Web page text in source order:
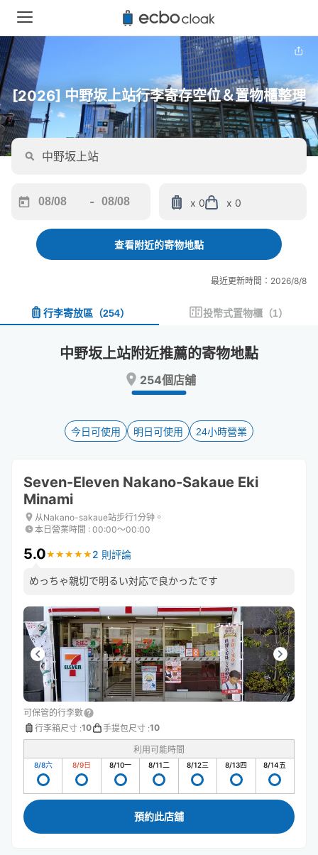
[2026] 中野坂上站行李寄存空位＆置物櫃整理
forward
interact
and
date.
keyboard
shortcuts
for
changing
-
backward
interact
and
a
date.
Press
key
to
keyboard
for
changing
x 0 x 0
查看附近的寄物地點
最近更新時間：2026/8/8
行李寄放區 （254） 投幣式置物櫃 （1）
中野坂上站附近推薦的寄物地點
254個店舖
今日可使用 明日可使用 24小時營業
Seven-Eleven Nakano-Sakaue Eki
Minami
从Nakano-sakaue站步行1分钟。
本日營業時間 : 00:00〜00:00
5.0★ ★ ★ ★ ★
★ ★ ★ ★ ★ 2 則評論
めっちゃ親切で明るい対応で良かったです
可保管的行李數
行李箱尺寸 :10 手提包尺寸 :10
利用可能時間
8/8六 8/9日 8/10一 8/11二 8/12三 8/13四 8/14五
預約此店舖